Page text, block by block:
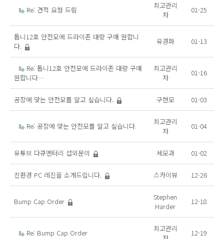
Re: 견적 요청 드림
최고관리
자
01-25
톱니12호 안전모에 드라이존 대량 구매 원합니
다.
유경화 01-13
Re: 톱니12호 안전모에 드라이존 대량 구매
원합니다…
최고관리
자
01-16
공장에 맞는 안전모를 알고 싶습니다. 구현모 01-03
Re: 공장에 맞는 안전모를 알고 싶습니다.
최고관리
자
01-04
유튜브 다큐멘터리 섭외문의 세모과 01-02
친환경 PC 레진을 소개드립니다. 스카이뷰 12-26
Bump Cap Order
Stephen
Harder
12-18
Re: Bump Cap Order
최고관리
12-19